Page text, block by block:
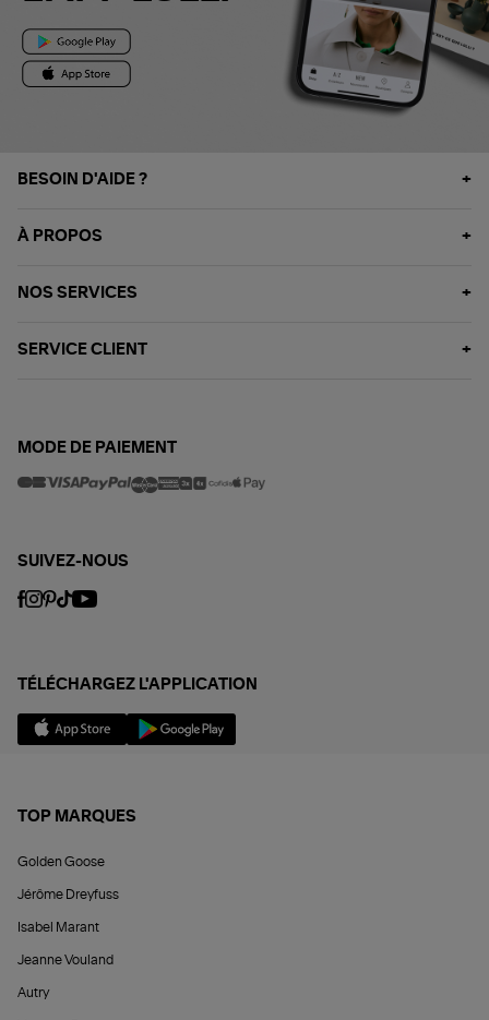
BESOIN D'AIDE ?
À PROPOS
NOS SERVICES
SERVICE CLIENT
MODE DE PAIEMENT
SUIVEZ-NOUS
TÉLÉCHARGEZ L'APPLICATION
TOP MARQUES
Golden Goose
Jérôme Dreyfuss
Isabel Marant
Jeanne Vouland
Autry